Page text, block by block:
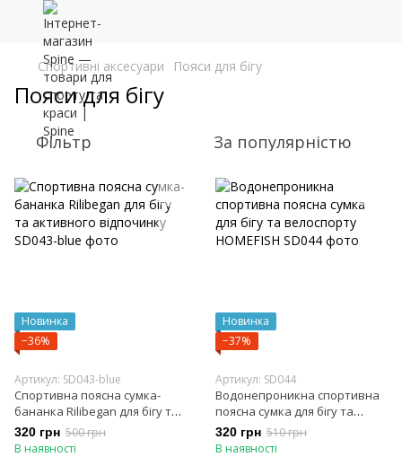
Спортивні аксесуари Пояси для бігу
Пояси для бігу
Фільтр За популярністю
Новинка
−36%
Артикул: SD043-blue
Спортивна поясна сумка-
бананка Rilibegan для бігу та
активного відпочинку
320 грн 500 грн
В наявності
Новинка
−37%
Артикул: SD044
Водонепроникна спортивна
поясна сумка для бігу та
велоспорту HOMEFISH
320 грн 510 грн
В наявності